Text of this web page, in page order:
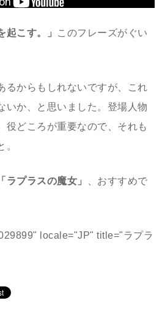
起こす。」
このフレーズがぐい
るからもしれないですが、これ
いか、と思いました。登場人物
役どころが重要なので、それも
「ラプラスの魔女」
、おすすめで
locale="JP" title="ラプラ